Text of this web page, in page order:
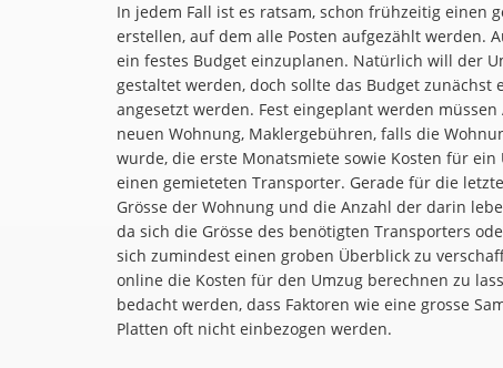
In jedem Fall ist es ratsam, schon frühzeitig einen
erstellen, auf dem alle Posten aufgezählt werden.
ein festes Budget einzuplanen. Natürlich will der
gestaltet werden, doch sollte das Budget zunächst
angesetzt werden. Fest eingeplant werden
neuen Wohnung, Maklergebühren, falls die
wurde, die erste Monatsmiete sowie Kosten für
einen gemieteten Transporter. Gerade für die
Grösse der Wohnung und die Anzahl der darin
da sich die Grösse des benötigten Transporters
sich zumindest einen groben Überblick zu
online die Kosten für den Umzug berechnen zu
bedacht werden, dass Faktoren wie eine grosse
Platten oft nicht einbezogen werden.